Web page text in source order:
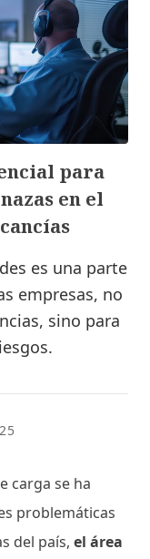
para
en el
es una parte
empresas, no
sino para
carga se ha
problemáticas
del país, el área